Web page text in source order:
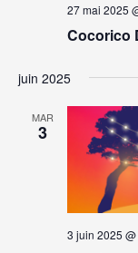
Cocorico
27 mai 2025
juin 2025
MAR
3
3 juin 2025